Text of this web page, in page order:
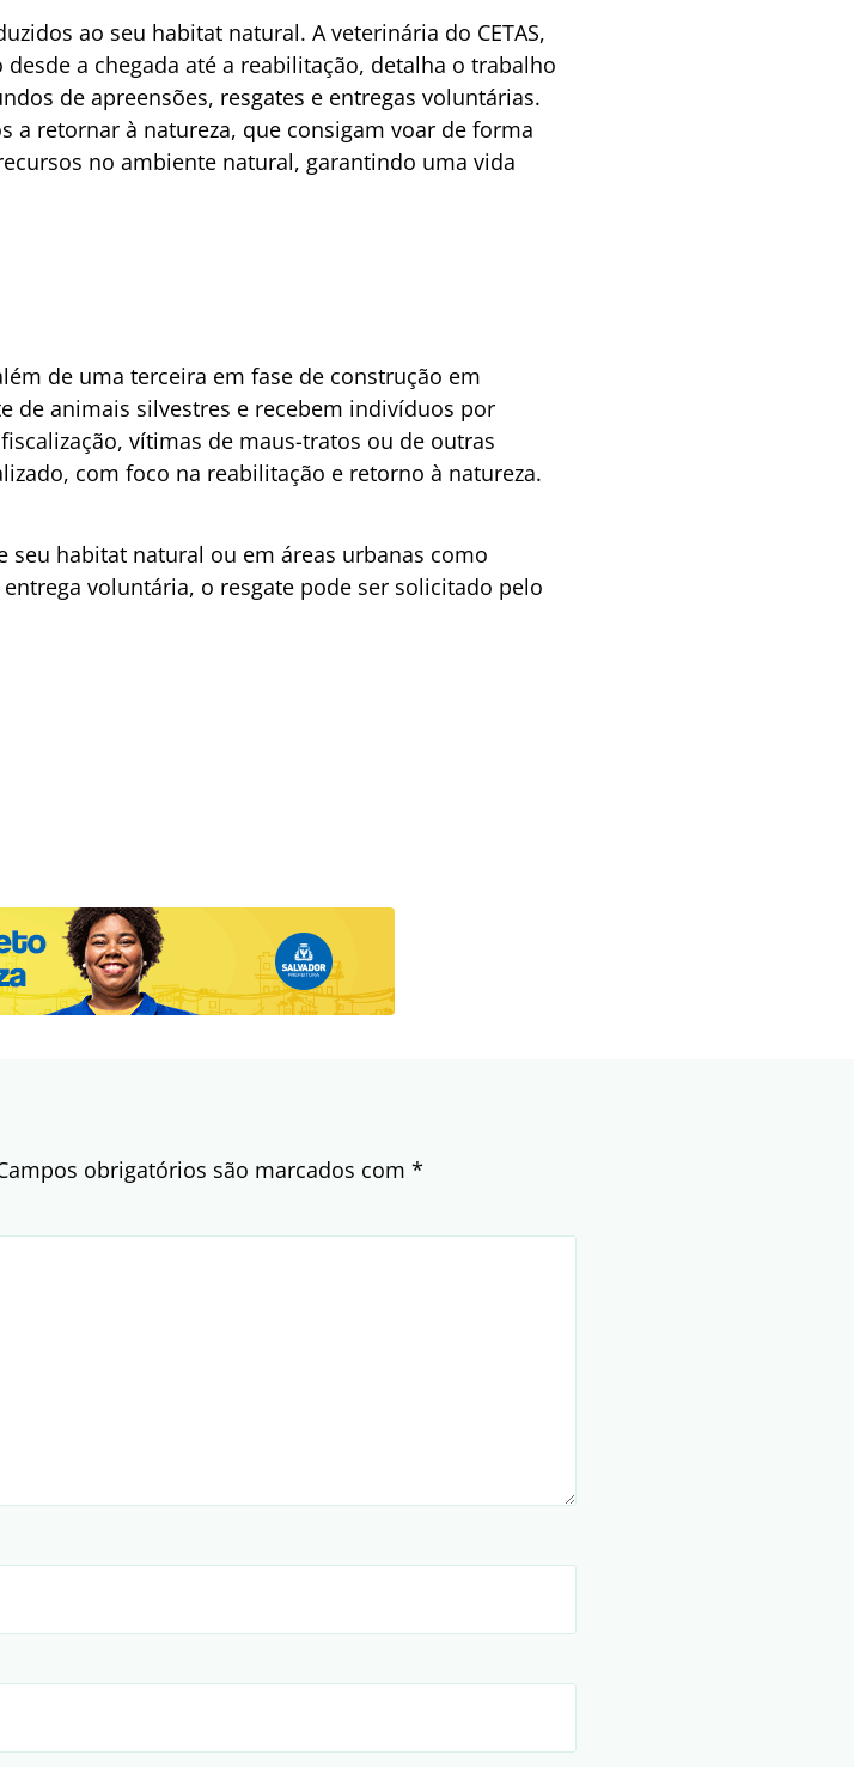
ao seu habitat natural. A veterinária do CETAS,
a chegada até a reabilitação, detalha o trabalho
de apreensões, resgates e entregas voluntárias.
a retornar à natureza, que consigam voar de forma
no ambiente natural, garantindo uma vida
de uma terceira em fase de construção em
de animais silvestres e recebem indivíduos por
vítimas de maus-tratos ou de outras
com foco na reabilitação e retorno à natureza.
habitat natural ou em áreas urbanas como
voluntária, o resgate pode ser solicitado pelo
obrigatórios são marcados com *